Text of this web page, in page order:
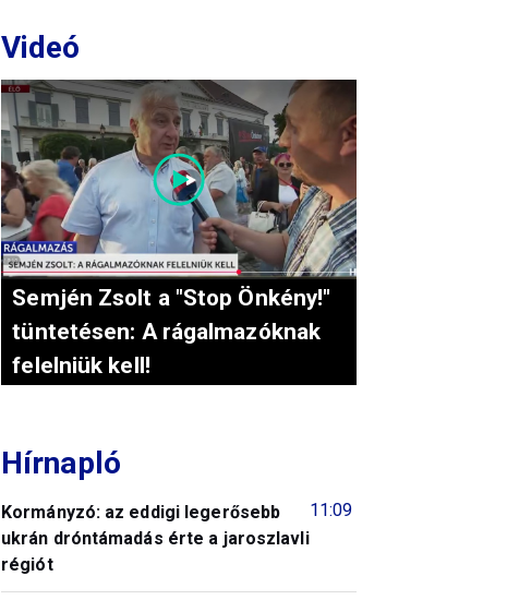
Videó
Semjén Zsolt a "Stop Önkény!"
tüntetésen: A rágalmazóknak
felelniük kell!
Hírnapló
11:09
Kormányzó: az eddigi legerősebb
ukrán dróntámadás érte a jaroszlavli
régiót